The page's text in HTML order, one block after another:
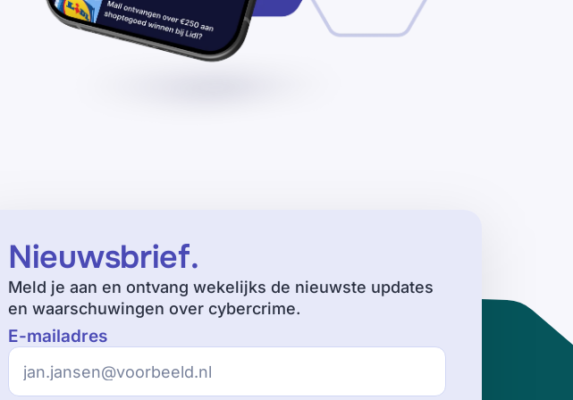
Nieuwsbrief.
Meld je aan en ontvang wekelijks de nieuwste updates
en waarschuwingen over cybercrime.
E-mailadres